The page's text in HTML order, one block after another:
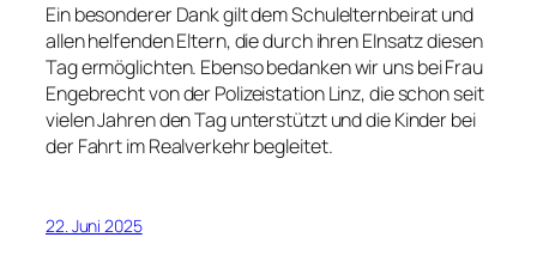
Ein besonderer Dank gilt dem Schulelternbeirat und
allen helfenden Eltern, die durch ihren EInsatz diesen
Tag ermöglichten. Ebenso bedanken wir uns bei Frau
Engebrecht von der Polizeistation Linz, die schon seit
vielen Jahren den Tag unterstützt und die Kinder bei
der Fahrt im Realverkehr begleitet.
22. Juni 2025